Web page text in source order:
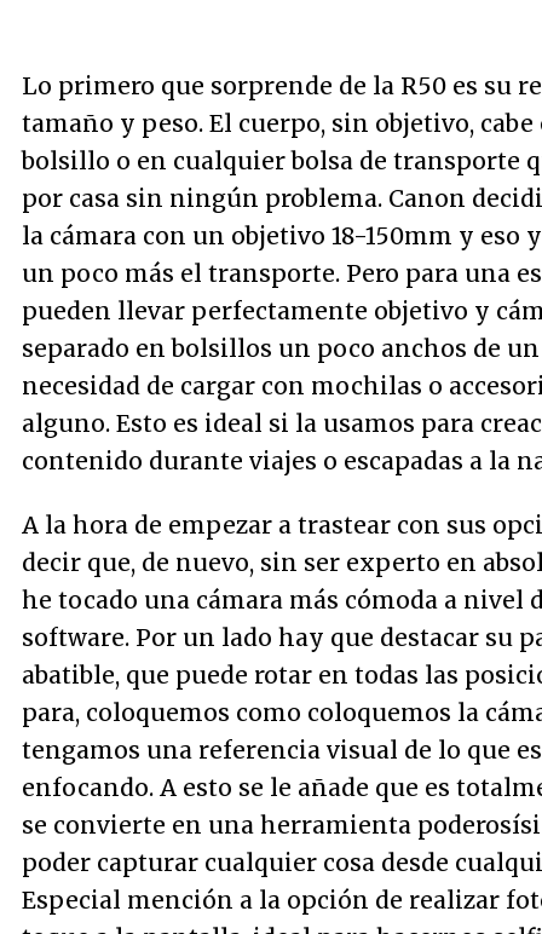
Lo primero que sorprende de la R50 es su
tamaño y peso. El cuerpo, sin objetivo,
bolsillo o en cualquier bolsa de transporte
por casa sin ningún problema. Canon
la cámara con un objetivo 18-150mm y eso
un poco más el transporte. Pero para una
pueden llevar perfectamente objetivo y
separado en bolsillos un poco anchos de
necesidad de cargar con mochilas o
alguno. Esto es ideal si la usamos para
contenido durante viajes o escapadas a la
A la hora de empezar a trastear con sus
decir que, de nuevo, sin ser experto en
he tocado una cámara más cómoda a nivel
software. Por un lado hay que destacar su
abatible, que puede rotar en todas las
para, coloquemos como coloquemos la
tengamos una referencia visual de lo que
enfocando. A esto se le añade que es
se convierte en una herramienta
poder capturar cualquier cosa desde
Especial mención a la opción de realizar